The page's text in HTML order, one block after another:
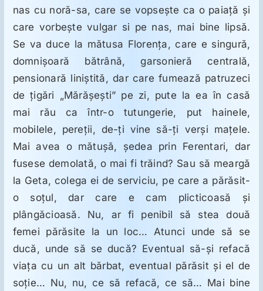
nas cu noră-sa, care se vopseşte ca o paiaţă şi
care vorbeşte vulgar si pe nas, mai bine lipsă.
Se va duce la mătusa Florenţa, care e singură,
domnişoară bătrână, garsonieră centrală,
pensionară liniştită, dar care fumează patruzeci
de ţigări „Mărăşeşti” pe zi, pute la ea în casă
mai rău ca într-o tutungerie, put hainele,
mobilele, pereţii, de-ţi vine să-ţi verşi maţele.
Mai avea o mătuşă, şedea prin Ferentari, dar
fusese demolată, o mai fi trăind? Sau să meargă
la Geta, colega ei de serviciu, pe care a părăsit-
o soţul, dar care e cam plicticoasă şi
plângăcioasă. Nu, ar fi penibil să stea două
femei părăsite la un loc… Atunci unde să se
ducă, unde să se ducă? Eventual să-şi refacă
viaţa cu un alt bărbat, eventual părăsit şi el de
soţie… Nu, nu, ce să refacă, ce să… Mai bine